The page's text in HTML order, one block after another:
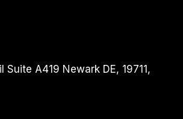
Suite A419 Newark DE, 19711,